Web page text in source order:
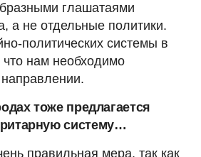
глашатаями
а не отдельные политики.
политических системы в
что нам необходимо
тоже предлагается
систему…
правильная мера, так как